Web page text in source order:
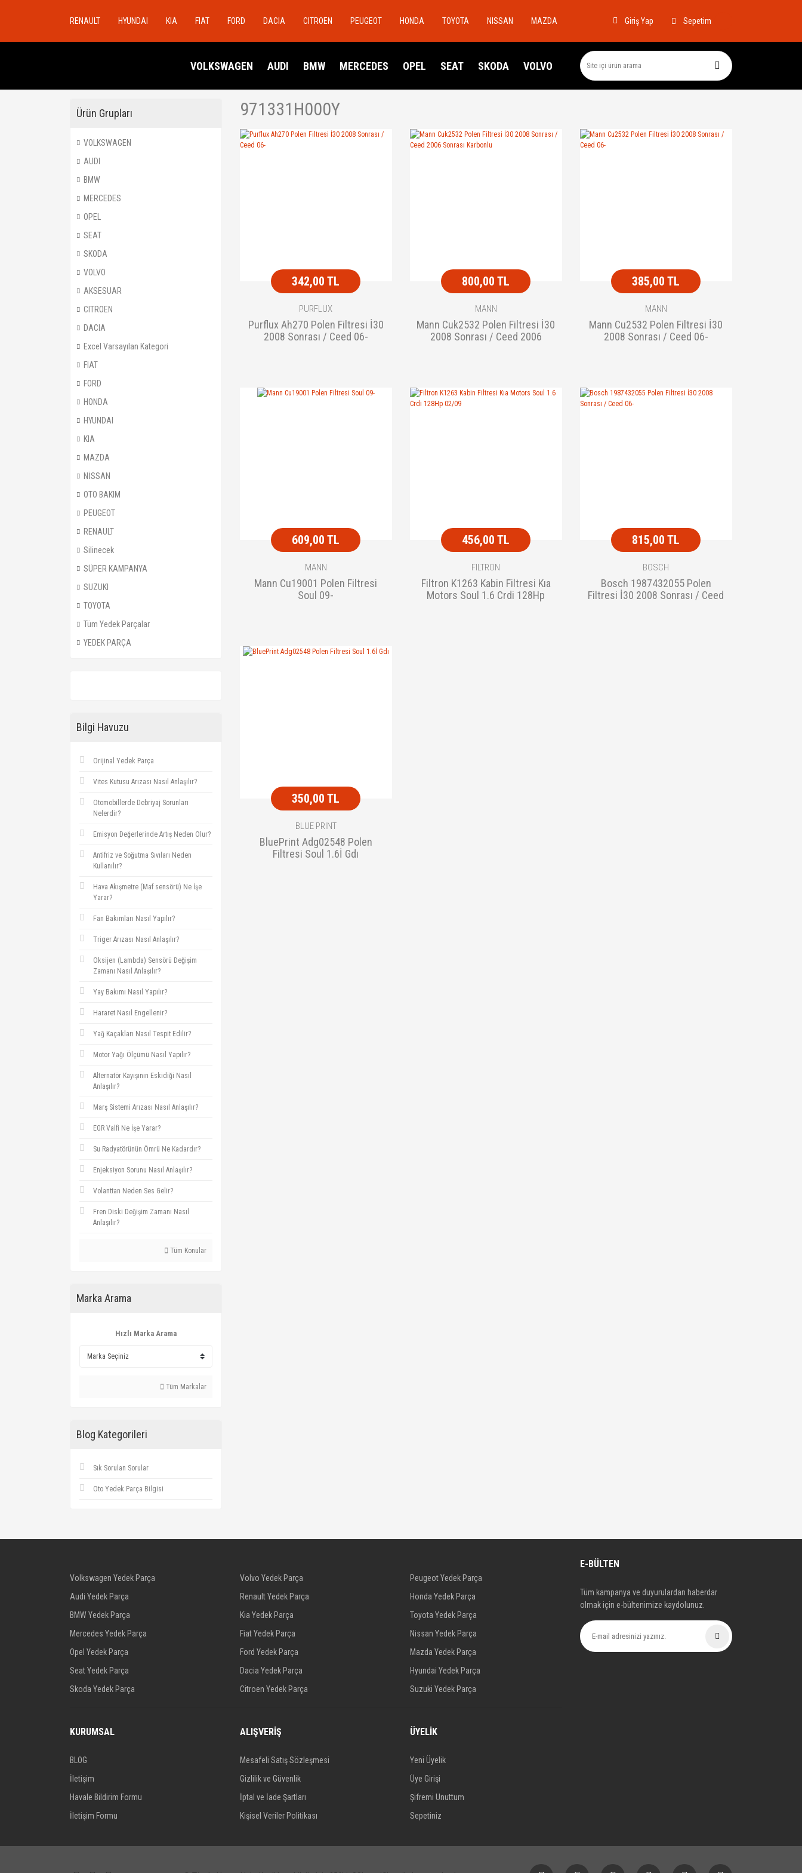
RENAULT HYUNDAI KIA FIAT FORD DACIA CITROEN PEUGEOT HONDA TOYOTA NISSAN MAZDA Giriş Yap Sepetim
VOLKSWAGEN AUDI BMW MERCEDES OPEL SEAT SKODA VOLVO
Ürün Grupları
VOLKSWAGEN
AUDI
BMW
MERCEDES
OPEL
SEAT
SKODA
VOLVO
AKSESUAR
CITROEN
DACIA
Excel Varsayılan Kategori
FIAT
FORD
HONDA
HYUNDAI
KIA
MAZDA
NİSSAN
OTO BAKIM
PEUGEOT
RENAULT
Silinecek
SÜPER KAMPANYA
SUZUKI
TOYOTA
Tüm Yedek Parçalar
YEDEK PARÇA
Bilgi Havuzu
Orijinal Yedek Parça
Vites Kutusu Arızası Nasıl Anlaşılır?
Otomobillerde Debriyaj Sorunları
Nelerdir?
Emisyon Değerlerinde Artış Neden Olur?
Antifriz ve Soğutma Sıvıları Neden
Kullanılır?
Hava Akışmetre (Maf sensörü) Ne İşe
Yarar?
Fan Bakımları Nasıl Yapılır?
Triger Arızası Nasıl Anlaşılır?
Oksijen (Lambda) Sensörü Değişim
Zamanı Nasıl Anlaşılır?
Yay Bakımı Nasıl Yapılır?
Hararet Nasıl Engellenir?
Yağ Kaçakları Nasıl Tespit Edilir?
Motor Yağı Ölçümü Nasıl Yapılır?
Alternatör Kayışının Eskidiği Nasıl
Anlaşılır?
Marş Sistemi Arızası Nasıl Anlaşılır?
EGR Valfi Ne İşe Yarar?
Su Radyatörünün Ömrü Ne Kadardır?
Enjeksiyon Sorunu Nasıl Anlaşılır?
Volanttan Neden Ses Gelir?
Fren Diski Değişim Zamanı Nasıl
Anlaşılır?
Tüm Konular
Marka Arama
Hızlı Marka Arama
Tüm Markalar
Blog Kategorileri
Sık Sorulan Sorular
Oto Yedek Parça Bilgisi
971331H000Y
342,00 TL
PURFLUX
Purflux Ah270 Polen Filtresi İ30
2008 Sonrası / Ceed 06-
800,00 TL
MANN
Mann Cuk2532 Polen Filtresi İ30
2008 Sonrası / Ceed 2006
385,00 TL
MANN
Mann Cu2532 Polen Filtresi İ30
2008 Sonrası / Ceed 06-
609,00 TL
MANN
Mann Cu19001 Polen Filtresi
Soul 09-
456,00 TL
FILTRON
Filtron K1263 Kabin Filtresi Kıa
Motors Soul 1.6 Crdi 128Hp
815,00 TL
BOSCH
Bosch 1987432055 Polen
Filtresi İ30 2008 Sonrası / Ceed
350,00 TL
BLUE PRINT
BluePrint Adg02548 Polen
Filtresi Soul 1.6İ Gdı
Volkswagen Yedek Parça
Audi Yedek Parça
BMW Yedek Parça
Mercedes Yedek Parça
Opel Yedek Parça
Seat Yedek Parça
Skoda Yedek Parça
Volvo Yedek Parça
Renault Yedek Parça
Kia Yedek Parça
Fiat Yedek Parça
Ford Yedek Parça
Dacia Yedek Parça
Citroen Yedek Parça
Peugeot Yedek Parça
Honda Yedek Parça
Toyota Yedek Parça
Nissan Yedek Parça
Mazda Yedek Parça
Hyundai Yedek Parça
Suzuki Yedek Parça
KURUMSAL
BLOG
İletişim
Havale Bildirim Formu
İletişim Formu
ALIŞVERİŞ
Mesafeli Satış Sözleşmesi
Gizlilik ve Güvenlik
İptal ve İade Şartları
Kişisel Veriler Politikası
ÜYELİK
Yeni Üyelik
Üye Girişi
Şifremi Unuttum
Sepetiniz
E-BÜLTEN
Tüm kampanya ve duyurulardan haberdar
olmak için e-bültenimize kaydolunuz.